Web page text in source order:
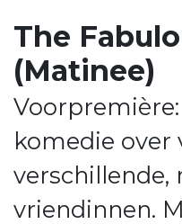
The
(Matinee)
komedie over
verschillende,
vriendinnen.